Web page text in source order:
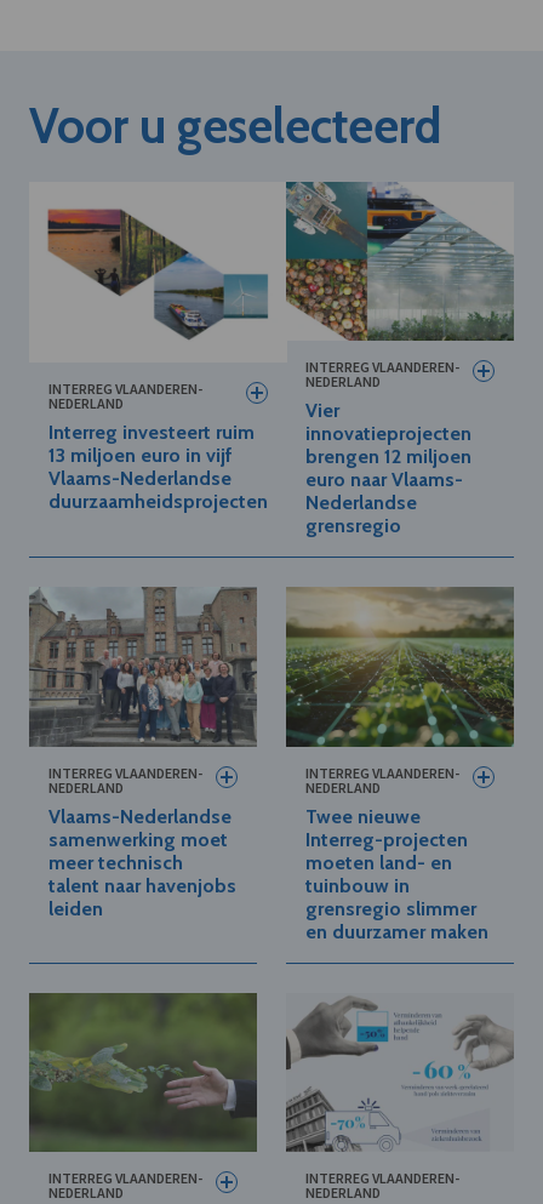
Voor u geselecteerd
INTERREG VLAANDEREN-
NEDERLAND
Interreg investeert ruim
13 miljoen euro in vijf
Vlaams-Nederlandse
duurzaamheidsprojecten
INTERREG VLAANDEREN-
NEDERLAND
Vier
innovatieprojecten
brengen 12 miljoen
euro naar Vlaams-
Nederlandse
grensregio
INTERREG VLAANDEREN-
NEDERLAND
Vlaams-Nederlandse
samenwerking moet
meer technisch
talent naar havenjobs
leiden
INTERREG VLAANDEREN-
NEDERLAND
Twee nieuwe
Interreg-projecten
moeten land- en
tuinbouw in
grensregio slimmer
en duurzamer maken
INTERREG VLAANDEREN-
NEDERLAND
INTERREG VLAANDEREN-
NEDERLAND